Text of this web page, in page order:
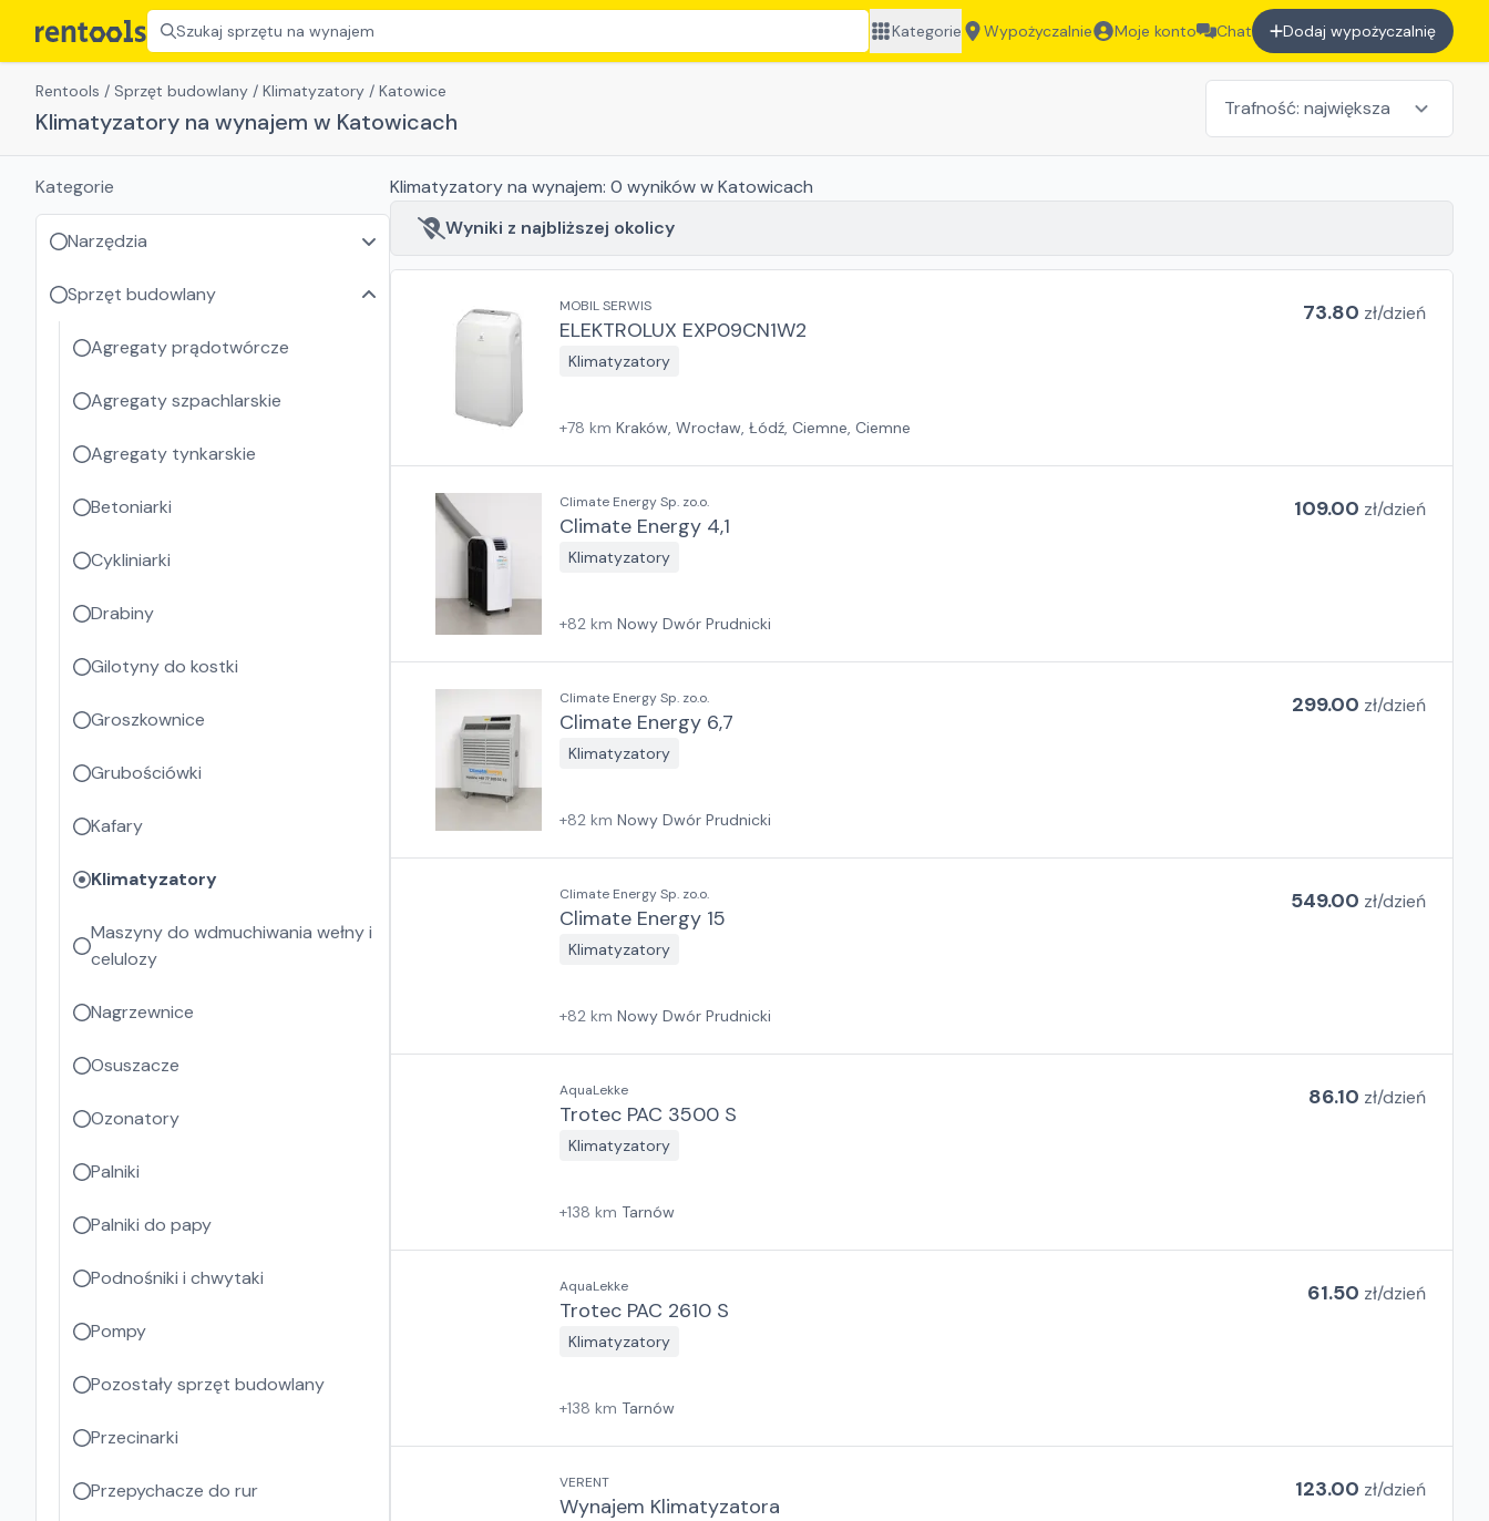
Szukaj sprzętu na wynajem Kategorie Wypożyczalnie Moje konto Chat Dodaj wypożyczalnię
Rentools / Sprzęt budowlany / Klimatyzatory / Katowice
Klimatyzatory na wynajem w Katowicach
Klimatyzatoryna wynajem: 0 wynikóww Katowicach
Wyniki z najbliższej okolicy
MOBIL SERWIS
ELEKTROLUX EXP09CN1W2
Klimatyzatory
73.80 zł/dzień
+78 km Kraków, Wrocław, Łódź, Ciemne, Ciemne
Climate Energy Sp. zo.o.
Climate Energy 4,1
Klimatyzatory
109.00 zł/dzień
+82 km Nowy Dwór Prudnicki
Climate Energy Sp. zo.o.
Climate Energy 6,7
Klimatyzatory
299.00 zł/dzień
+82 km Nowy Dwór Prudnicki
Climate Energy Sp. zo.o.
Climate Energy 15
Klimatyzatory
549.00 zł/dzień
+82 km Nowy Dwór Prudnicki
AquaLekke
Trotec PAC 3500 S
Klimatyzatory
86.10 zł/dzień
+138 km Tarnów
AquaLekke
Trotec PAC 2610 S
Klimatyzatory
61.50 zł/dzień
+138 km Tarnów
VERENT
Wynajem Klimatyzatora
123.00 zł/dzień
Kategorie
Narzędzia
Sprzęt budowlany
Agregaty prądotwórcze
Agregaty szpachlarskie
Agregaty tynkarskie
Betoniarki
Cykliniarki
Drabiny
Gilotyny do kostki
Groszkownice
Grubościówki
Kafary
Klimatyzatory
Maszyny do wdmuchiwania wełny i
celulozy
Nagrzewnice
Osuszacze
Ozonatory
Palniki
Palniki do papy
Podnośniki i chwytaki
Pompy
Pozostały sprzęt budowlany
Przecinarki
Przepychacze do rur